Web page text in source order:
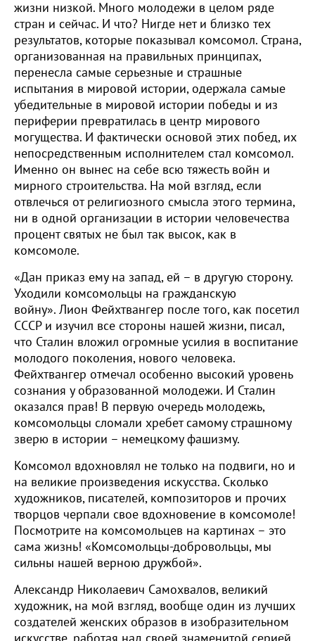
жизни низкой. Много молодежи в целом ряде
стран и сейчас. И что? Нигде нет и близко тех
результатов, которые показывал комсомол. Страна,
организованная на правильных принципах,
перенесла самые серьезные и страшные
испытания в мировой истории, одержала самые
убедительные в мировой истории победы и из
периферии превратилась в центр мирового
могущества. И фактически основой этих побед, их
непосредственным исполнителем стал комсомол.
Именно он вынес на себе всю тяжесть войн и
мирного строительства. На мой взгляд, если
отвлечься от религиозного смысла этого термина,
ни в одной организации в истории человечества
процент святых не был так высок, как в
комсомоле.
«Дан приказ ему на запад, ей – в другую сторону.
Уходили комсомольцы на гражданскую
войну». Лион Фейхтвангер после того, как посетил
СССР и изучил все стороны нашей жизни, писал,
что Сталин вложил огромные усилия в воспитание
молодого поколения, нового человека.
Фейхтвангер отмечал особенно высокий уровень
сознания у образованной молодежи. И Сталин
оказался прав! В первую очередь молодежь,
комсомольцы сломали хребет самому страшному
зверю в истории – немецкому фашизму.
Комсомол вдохновлял не только на подвиги, но и
на великие произведения искусства. Сколько
художников, писателей, композиторов и прочих
творцов черпали свое вдохновение в комсомоле!
Посмотрите на комсомольцев на картинах – это
сама жизнь! «Комсомольцы-добровольцы, мы
сильны нашей верною дружбой».
Александр Николаевич Самохвалов, великий
художник, на мой взгляд, вообще один из лучших
создателей женских образов в изобразительном